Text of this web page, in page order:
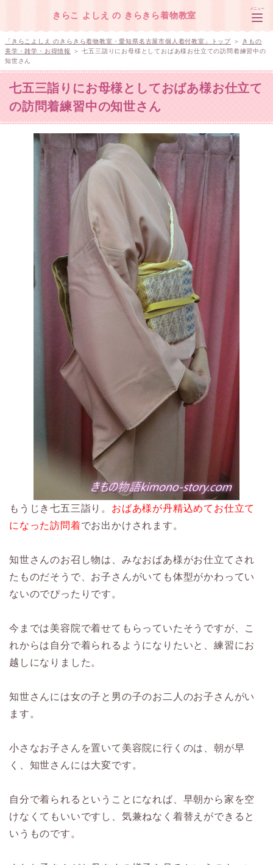
きらこ よしえ の きらきら着物教室
メニュー
レッスン・着付けのお申し込み
教室の場所・連絡先
きらこ よしえのプロフィール
「きらこよしえ のきらきら着物教室・愛知県名古屋市個人着付教室」トップ ＞
きもの
美学・雑学・お得情報
＞ 七五三詣りにお母様としておばあ様お仕立ての訪問着練習中の
知世さん
七五三詣りにお母様としておばあ様お仕立て
の訪問着練習中の知世さん
もうじき七五三詣り。 おばあ様が丹精込めてお仕立て
になった訪問着でお出かけされます。
知世さんのお召し物は、みなおばあ様がお仕立てされ
たものだそうで、お子さんがいても体型がかわってい
ないのでぴったりです。
今までは美容院で着せてもらっていたそうですが、こ
れからは自分で着られるようになりたいと、練習にお
越しになりました。
知世さんには女の子と男の子のお二人のお子さんがい
ます。
小さなお子さんを置いて美容院に行くのは、朝が早
く、知世さんには大変です。
自分で着られるということになれば、早朝から家を空
けなくてもいいですし、気兼ねなく着替えができると
いうものです。